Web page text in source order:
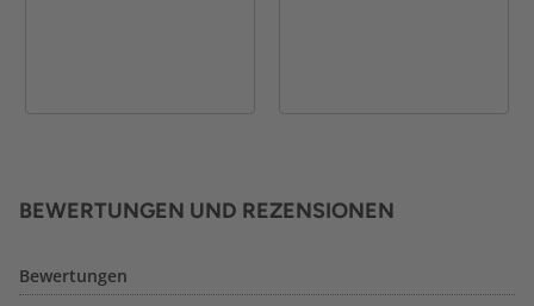
BEWERTUNGEN UND REZENSIONEN
Bewertungen